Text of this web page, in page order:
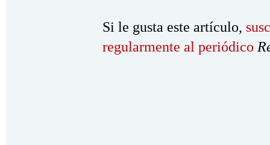
Si le gusta este artículo,
regularmente al periódico